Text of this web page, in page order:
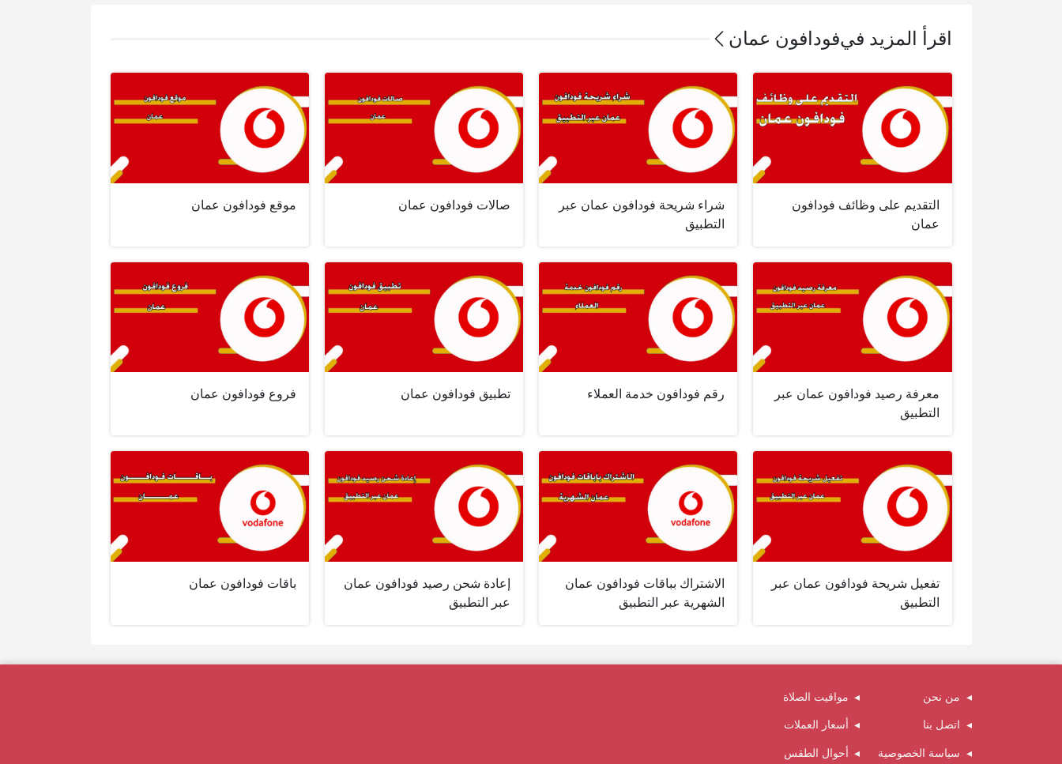
اقرأ المزيد فيفودافون عمان
التقديم على وظائف فودافون
عمان
شراء شريحة فودافون عمان عبر
التطبيق
صالات فودافون عمان موقع فودافون عمان
معرفة رصيد فودافون عمان عبر
التطبيق
رقم فودافون خدمة العملاء تطبيق فودافون عمان فروع فودافون عمان
تفعيل شريحة فودافون عمان عبر
التطبيق
الاشتراك بباقات فودافون عمان
الشهرية عبر التطبيق
إعادة شحن رصيد فودافون عمان
عبر التطبيق
باقات فودافون عمان
من نحن
اتصل بنا
سياسة الخصوصية
مواقيت الصلاة
أسعار العملات
أحوال الطقس